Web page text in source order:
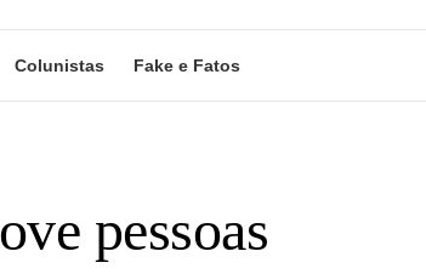
Colunistas Fake e Fatos
pessoas